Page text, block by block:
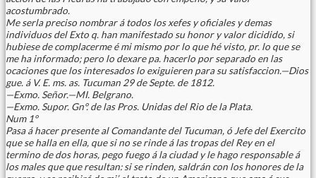
acostumbrado.
Me serla preciso nombrar á todos los xefes y oficiales y demas
individuos del Exto q. han manifestado su honor y valor dicidido, si
hubiese de complacerme é mi mismo por lo que hé visto, pr. lo que se
me ha informado; pero lo dexare pa. hacerlo por separado en las
ocaciones que los interesados lo exiguieren para su satisfaccion.—Dios
gue. á V. E. ms. as. Tucuman 29 de Septe. de 1812.
—Exmo. Señor.—MI. Belgrano.
—Exmo. Supor. Gn°. de las Pros. Unidas del Rio de la Plata.
Num 1°
Pasa á hacer presente al Comandante del Tucuman, ó Jefe del Exercito
que se halla en ella, que si no se rinde á las tropas del Rey en el
termino de dos horas, pego fuego á la ciudad y le hago responsable á
los males que que resultan: si se rinden, saldrán con los honores de la